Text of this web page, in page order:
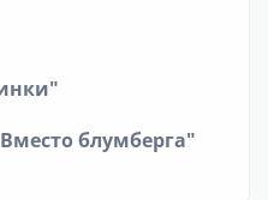
блумберга"